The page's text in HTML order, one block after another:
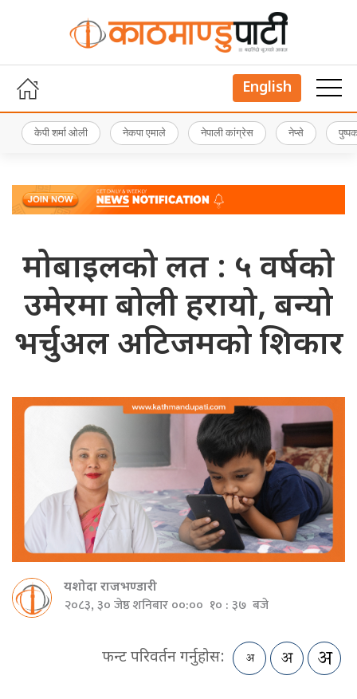
English
केपी शर्मा ओली नेकपा एमाले नेपाली कांग्रेस नेप्से
मोबाइलको लत : ५ वर्षको
उमेरमा बोली हरायो, बन्यो
भर्चुअल अटिजमको शिकार
यशोदा राजभण्डारी
२०८३, ३० जेष्ठ शनिबार ००:०० १० : ३७ बजे
फन्ट परिवर्तन गर्नुहोस: